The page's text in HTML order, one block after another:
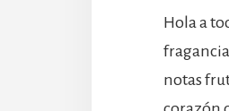
Hola a
notas